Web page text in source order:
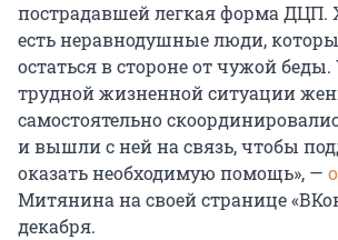
пострадавшей легкая форма ДЦП.
есть неравнодушные люди,
остаться в стороне от чужой беды.
трудной жизненной ситуации
самостоятельно
и вышли с ней на связь, чтобы
оказать необходимую помощь», —
Митянина на своей странице
декабря.